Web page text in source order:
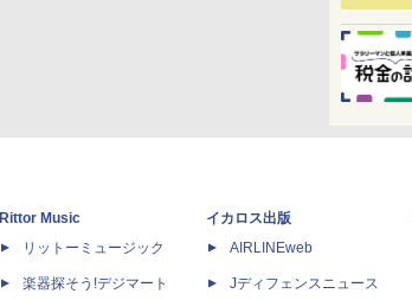
Rittor Music
リットーミュージック
楽器探そう!デジマート
イカロス出版
AIRLINEweb
Jディフェンスニュース